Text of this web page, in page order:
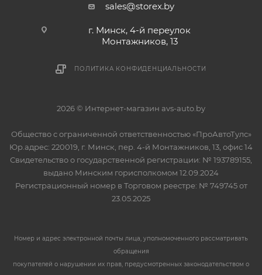
sales@storex.by
г. Минск, 4-й переулок
Монтажников, 13
ПОЛИТИКА КОНФИДЕНЦИАЛЬНОСТИ
2026 © Интернет-магазин avs-auto.by
Общество с ограниченной ответственностью «ПроАвтоТулс»
Юр.адрес: 220019, г. Минск, пер. 4-й Монтажников, 13, офис 14
Свидетельство о государственной регистрации: № 193789155,
выдано Минским горисполкомом 12.09.2024
Регистрационный номер в Торговом реестре: № 749745 от
23.05.2025
Номер и адрес электронной почты лица, уполномоченного рассматривать
обращения
покупателей о нарушении их прав, предусмотренных законодательством о